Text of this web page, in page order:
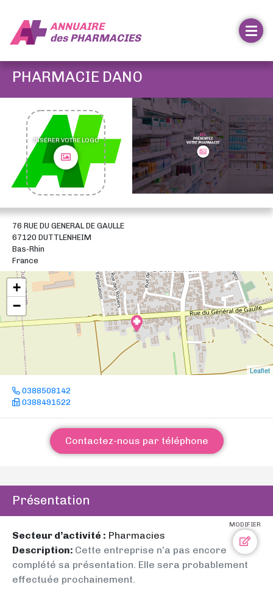
ANNUAIRE
desPHARMACIES
PHARMACIE DANO
INSÉRER VOTRE LOGO
76 RUE DU GENERAL DE GAULLE
67120 DUTTLENHEIM
Bas-Rhin
France
+
−
Leaflet
0388508142
0388491522
Contactez-nous par téléphone
Présentation
MODIFIER
Secteur d’activité : Pharmacies
Description: Cette entreprise n’a pas encore
complété sa présentation. Elle sera probablement
effectuée prochainement.